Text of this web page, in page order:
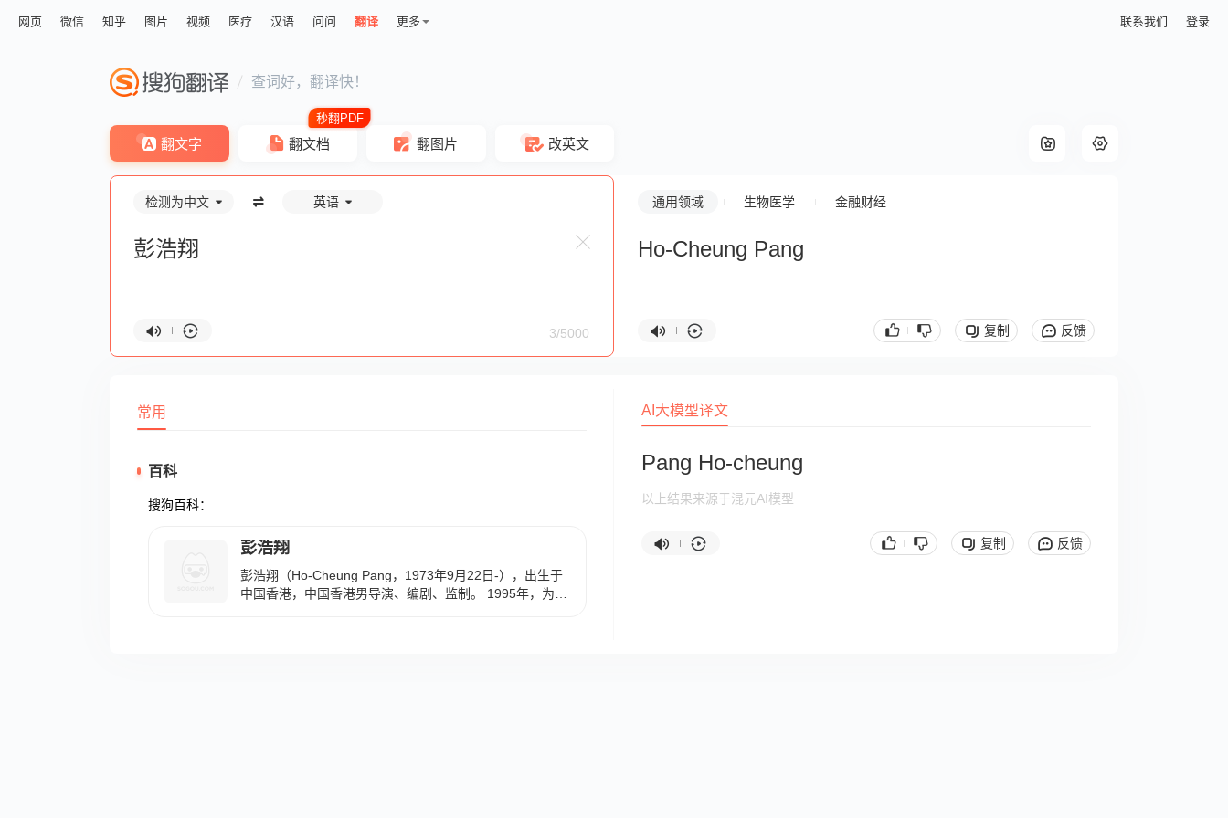
网页 微信 知乎 图片 视频 医疗 汉语 问问 翻译 更多 联系我们 登录
查词好，翻译快！
翻文字 翻文档 翻图片 改英文
检测为中文 英语
3/5000
通用领域 生物医学 金融财经
Ho-Cheung Pang
复制 反馈
常用
百科
搜狗百科：
彭浩翔
彭浩翔（Ho-Cheung Pang，1973年9月22日-），出生于
中国香港，中国香港男导演、编剧、监制。 1995年，为林
AI大模型译文
Pang Ho-cheung
以上结果来源于混元AI模型
复制 反馈